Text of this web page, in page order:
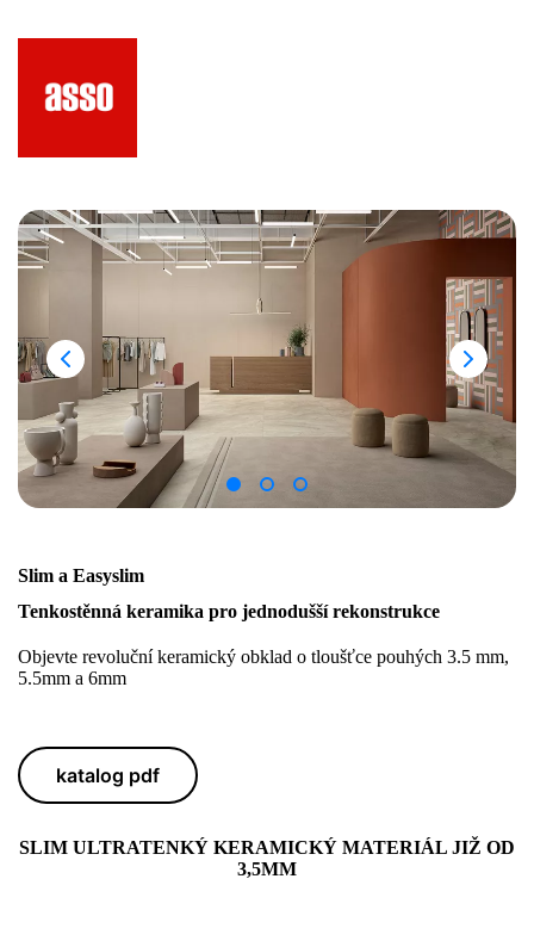
Slim a Easyslim
Tenkostěnná keramika pro jednodušší rekonstrukce
Objevte revoluční keramický obklad o tloušťce pouhých 3.5 mm,
5.5mm a 6mm
katalog pdf
SLIM ULTRATENKÝ KERAMICKÝ MATERIÁL JIŽ OD
3,5MM